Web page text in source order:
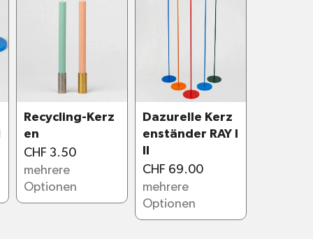
in Zürich
Recycling-Kerz
en
CHF 3.50
mehrere
Optionen
Dazurelle Kerz
enständer RAY I
CHF 69.00
mehrere
Optionen